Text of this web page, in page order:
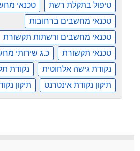
ע
ס
ק
צ
ר
י
ך
י
נ
ו
ך
ק
ב
ת
ח
ו
ם
ד
טיפול בתקלת רשת
טכנאי
טכנאי מחשבים ברחובות
טכנאי מחשבים ורשתות תקשורת
טכנאי תקשורת
כ.ג שירותי
נקודת גישה אלחוטית
נקודת
תיקון נקודת אינטרנט
תיקון